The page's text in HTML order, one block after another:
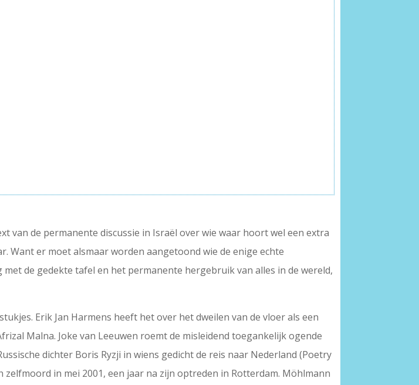
van de permanente discussie in Israël over wie waar hoort wel een extra
Want er moet alsmaar worden aangetoond wie de enige echte
de gedekte tafel en het permanente hergebruik van alles in de wereld,
Erik Jan Harmens heeft het over het dweilen van de vloer als een
Malna. Joke van Leeuwen roemt de misleidend toegankelijk ogende
dichter Boris Ryzji in wiens gedicht de reis naar Nederland (Poetry
in mei 2001, een jaar na zijn optreden in Rotterdam. Möhlmann